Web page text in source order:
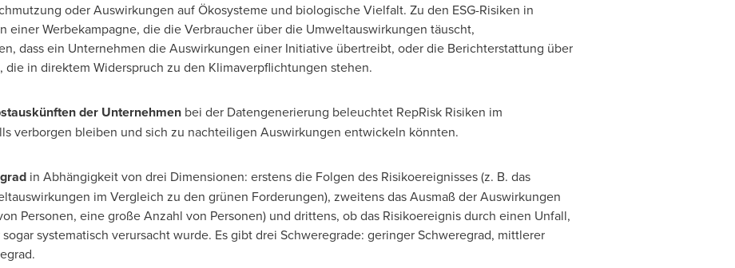
oder Auswirkungen auf Ökosysteme und biologische Vielfalt. Zu den ESG-Risiken in
einer Werbekampagne, die die Verbraucher über die Umweltauswirkungen täuscht,
dass ein Unternehmen die Auswirkungen einer Initiative übertreibt, oder die Berichterstattung über
die in direktem Widerspruch zu den Klimaverpflichtungen stehen.
der Unternehmen bei der Datengenerierung beleuchtet RepRisk Risiken im
verborgen bleiben und sich zu nachteiligen Auswirkungen entwickeln könnten.
in Abhängigkeit von drei Dimensionen: erstens die Folgen des Risikoereignisses (z. B. das
im Vergleich zu den grünen Forderungen), zweitens das Ausmaß der Auswirkungen
Personen, eine große Anzahl von Personen) und drittens, ob das Risikoereignis durch einen Unfall,
systematisch verursacht wurde. Es gibt drei Schweregrade: geringer Schweregrad, mittlerer